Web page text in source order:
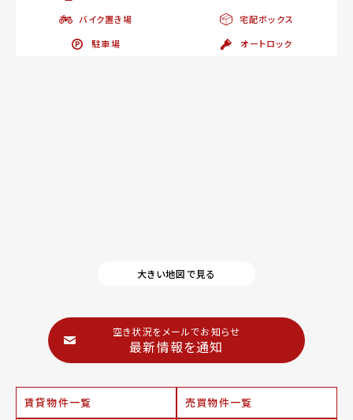
バイク置き場
宅配ボックス
駐車場
オートロック
大きい地図で見る
空き状況をメールでお知らせ
最新情報を通知
賃貸物件一覧 売買物件一覧